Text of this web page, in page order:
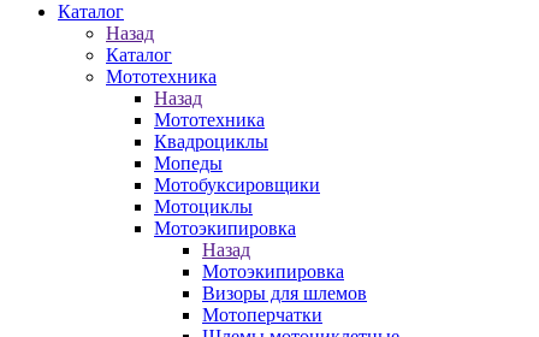
Каталог
Назад
Каталог
Мототехника
Назад
Мототехника
Квадроциклы
Мопеды
Мотобуксировщики
Мотоциклы
Мотоэкипировка
Назад
Мотоэкипировка
Визоры для шлемов
Мотоперчатки